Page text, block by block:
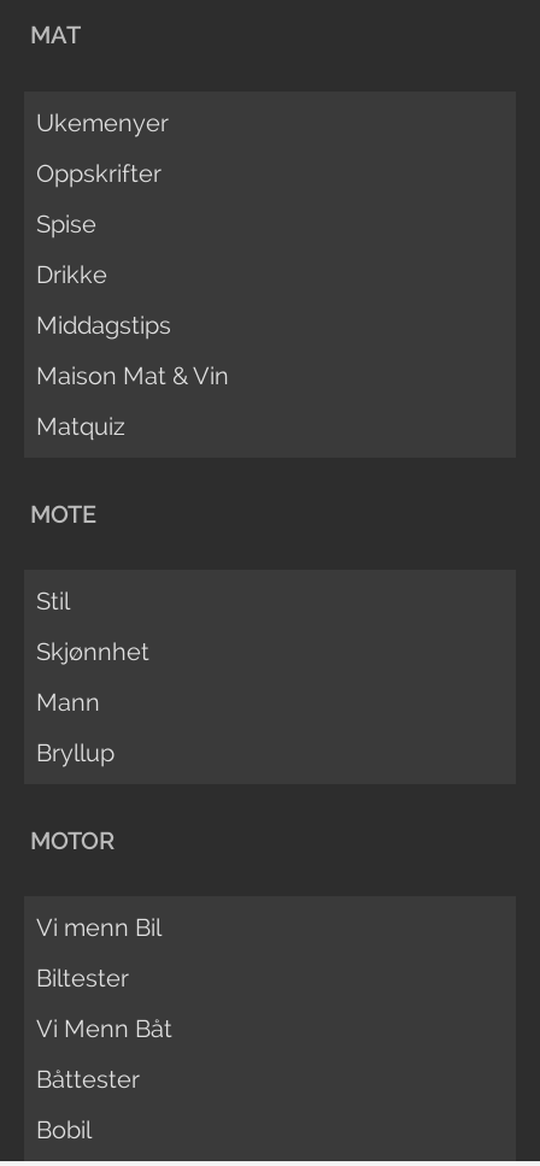
MAT
Ukemenyer
Oppskrifter
Spise
Drikke
Middagstips
Maison Mat & Vin
Matquiz
MOTE
Stil
Skjønnhet
Mann
Bryllup
MOTOR
Vi menn Bil
Biltester
Vi Menn Båt
Båttester
Bobil